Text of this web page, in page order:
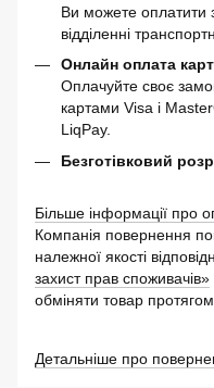
Ви можете оплатити
відділенні
Онлайн оплата
Оплачуйте своє
картами Visa і
LiqPay.
Безготівковий
Більше інформації про
Компанія повернення
належної якості
захист прав споживачів»
обміняти товар протягом
Детальніше про